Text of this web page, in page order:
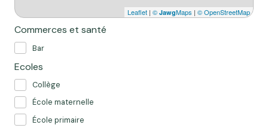
Leaflet | © JawgMaps | © OpenStreetMap
Commerces et santé
Bar
Ecoles
Collège
École maternelle
École primaire